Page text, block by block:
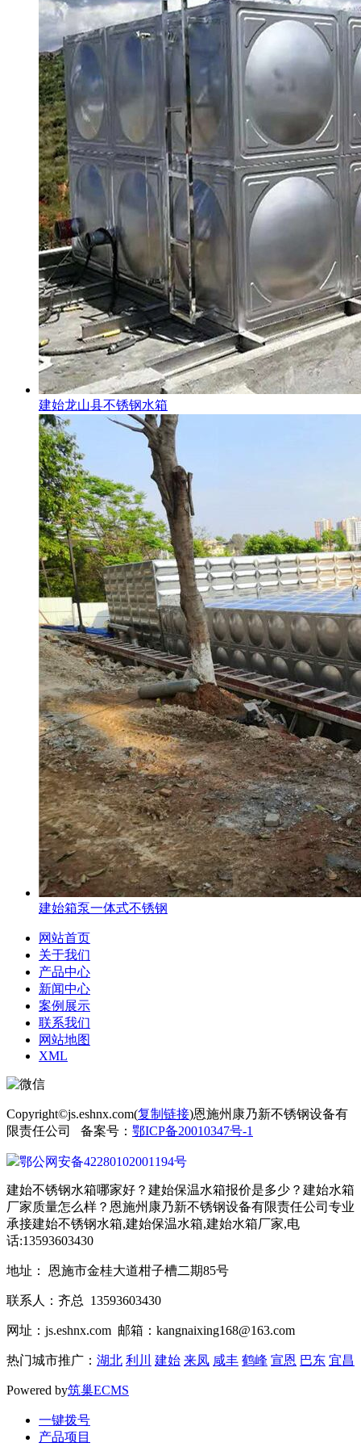
建始龙山县不锈钢水箱
建始箱泵一体式不锈钢
网站首页
关于我们
产品中心
新闻中心
案例展示
联系我们
网站地图
XML
Copyright©js.eshnx.com(复制链接)恩施州康乃新不锈钢设备有
限责任公司 备案号： 鄂ICP备20010347号-1
鄂公网安备42280102001194号
建始不锈钢水箱哪家好？建始保温水箱报价是多少？建始水箱
厂家质量怎么样？恩施州康乃新不锈钢设备有限责任公司专业
承接建始不锈钢水箱,建始保温水箱,建始水箱厂家,电
话:13593603430
地址： 恩施市金桂大道柑子槽二期85号
联系人：齐总 13593603430
网址：js.eshnx.com 邮箱：kangnaixing168@163.com
热门城市推广： 湖北 利川 建始 来凤 咸丰 鹤峰 宣恩 巴东 宜昌
Powered by筑巢ECMS
一键拨号
产品项目